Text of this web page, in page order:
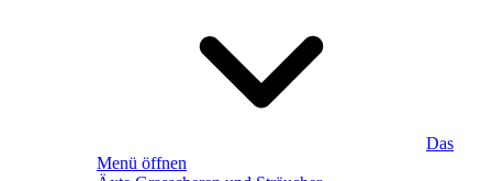
Das
Menü öffnen